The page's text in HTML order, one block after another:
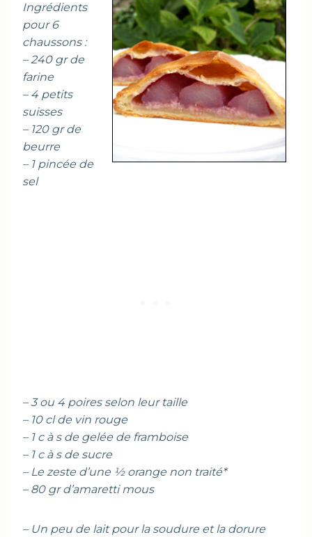
Ingrédients
pour 6
chaussons :
– 240 gr de
farine
– 4 petits
suisses
– 120 gr de
beurre
– 1 pincée de
sel
– 3 ou 4 poires selon leur taille
– 10 cl de vin rouge
– 1 c à s de gelée de framboise
– 1 c à s de sucre
– Le zeste d’une ½ orange non traité*
– 80 gr d’amaretti mous
– Un peu de lait pour la soudure et la dorure